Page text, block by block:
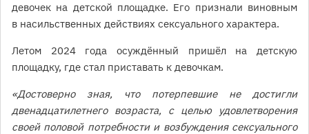
девочек на детской площадке. Его признали виновным
в насильственных действиях сексуального характера.
Летом 2024 года осуждённый пришёл на детскую
площадку, где стал приставать к девочкам.
«Достоверно зная, что потерпевшие не достигли
двенадцатилетнего возраста, с целью удовлетворения
своей половой потребности и возбуждения сексуального